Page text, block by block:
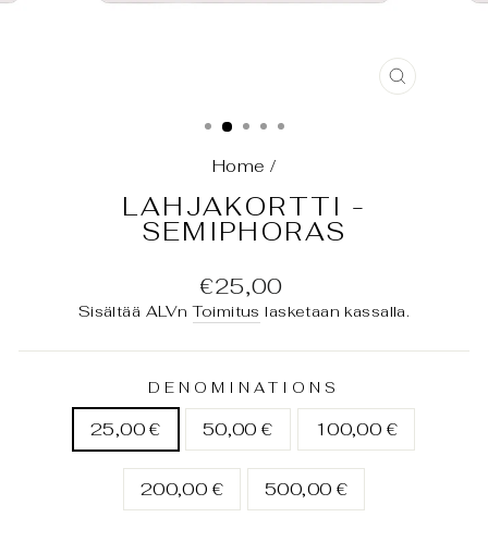
SULJE
Home /
LAHJAKORTTI -
SEMIPHORAS
Normaali
hinta
€25,00
Sisältää ALVnToimitus lasketaan kassalla.
DENOMINATIONS
25,00 € 50,00 € 100,00 €
200,00 € 500,00 €